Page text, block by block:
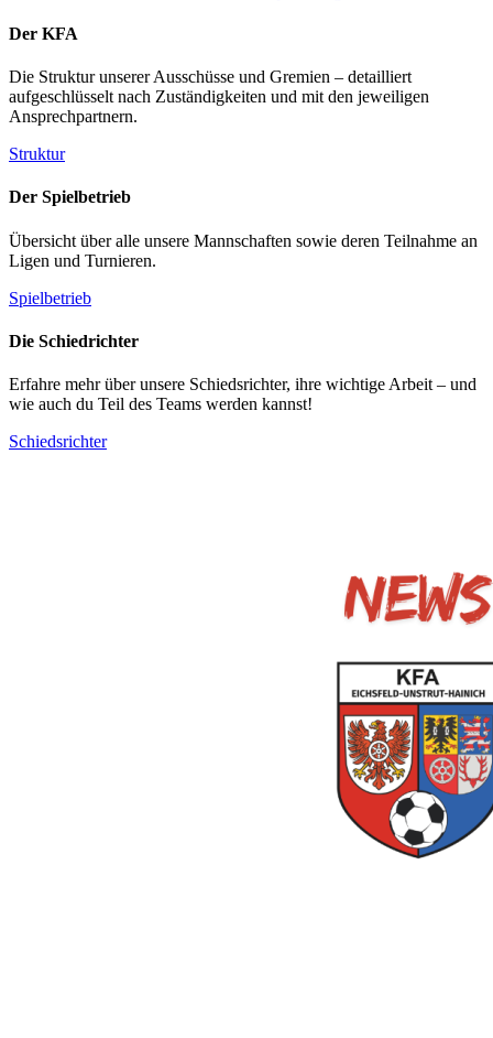
Der KFA
Die Struktur unserer Ausschüsse und Gremien – detailliert
aufgeschlüsselt nach Zuständigkeiten und mit den jeweiligen
Ansprechpartnern.
Struktur
Der Spielbetrieb
Übersicht über alle unsere Mannschaften sowie deren Teilnahme an
Ligen und Turnieren.
Spielbetrieb
Die Schiedrichter
Erfahre mehr über unsere Schiedsrichter, ihre wichtige Arbeit – und
wie auch du Teil des Teams werden kannst!
Schiedsrichter